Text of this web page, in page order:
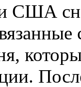
США